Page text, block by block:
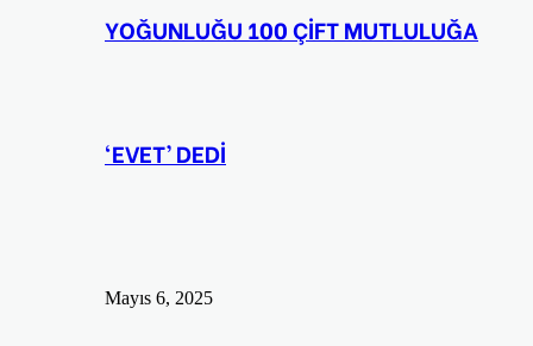
YOĞUNLUĞU 100 ÇİFT MUTLULUĞA
‘EVET’ DEDİ
Mayıs 6, 2025